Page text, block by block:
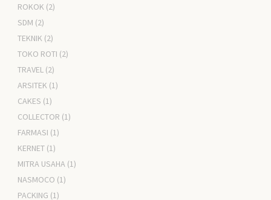
ROKOK (2)
SDM (2)
TEKNIK (2)
TOKO ROTI (2)
TRAVEL (2)
ARSITEK (1)
CAKES (1)
COLLECTOR (1)
FARMASI (1)
KERNET (1)
MITRA USAHA (1)
NASMOCO (1)
PACKING (1)